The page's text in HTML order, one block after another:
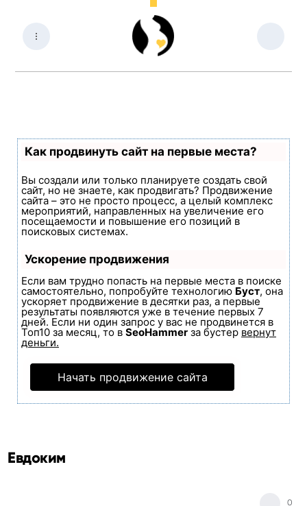
Как продвинуть сайт на первые места?
Вы создали или только планируете создать свой
сайт, но не знаете, как продвигать? Продвижение
сайта – это не просто процесс, а целый комплекс
мероприятий, направленных на увеличение его
посещаемости и повышение его позиций в
поисковых системах.
Ускорение продвижения
Если вам трудно попасть на первые места в поиске
самостоятельно, попробуйте технологию Буст, она
ускоряет продвижение в десятки раз, а первые
результаты появляются уже в течение первых 7
дней. Если ни один запрос у вас не продвинется в
Топ10 за месяц, то в SeoHammer за бустер вернут
деньги.
Начать продвижение сайта
Евдоким
0